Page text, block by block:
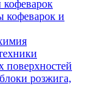
и
поверхностей
розжига,